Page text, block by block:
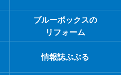
ブルーボックスの
リフォーム
情報誌ぶぶる